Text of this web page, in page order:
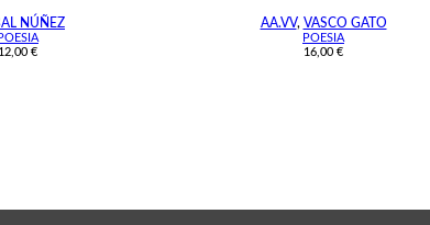
NÚÑEZ
POESIA
12,00 €
AA.VV, VASCO GATO
POESIA
16,00 €